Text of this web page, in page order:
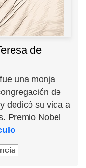
de
una monja
de
dedicó su vida a
Premio Nobel